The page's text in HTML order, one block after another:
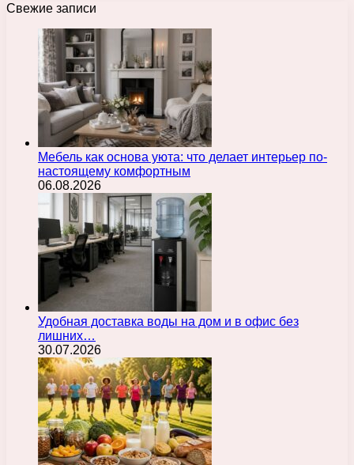
Свежие записи
Мебель как основа уюта: что делает интерьер по-
настоящему комфортным
06.08.2026
Удобная доставка воды на дом и в офис без
лишних…
30.07.2026